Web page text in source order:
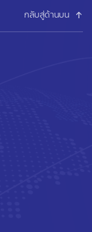
กลับสู่ด้านบน